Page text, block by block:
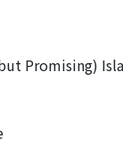
Promising)